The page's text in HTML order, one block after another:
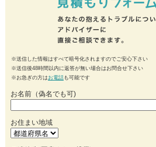
※送信した情報はすべて暗号化されますのでご安心下さい
※送信後48時間以内に返答が無い場合はお問合せ下さい
※お急ぎの方は お電話も可能です
お名前（偽名でも可)
お住まい地域